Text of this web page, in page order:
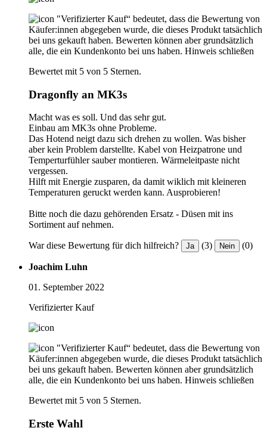
"Verifizierter Kauf“ bedeutet, dass die Bewertung von
Käufer:innen abgegeben wurde, die dieses Produkt tatsächlich
bei uns gekauft haben. Bewerten können aber grundsätzlich
alle, die ein Kundenkonto bei uns haben. Hinweis schließen
Bewertet mit 5 von 5 Sternen.
Dragonfly an MK3s
Macht was es soll. Und das sehr gut.
Einbau am MK3s ohne Probleme.
Das Hotend neigt dazu sich drehen zu wollen. Was bisher
aber kein Problem darstellte. Kabel von Heizpatrone und
Temperturfühler sauber montieren. Wärmeleitpaste nicht
vergessen.
Hilft mit Energie zusparen, da damit wiklich mit kleineren
Temperaturen geruckt werden kann. Ausprobieren!
Bitte noch die dazu gehörenden Ersatz - Düsen mit ins
Sortiment auf nehmen.
War diese Bewertung für dich hilfreich? Ja (3) Nein (0)
Joachim Luhn
01. September 2022
Verifizierter Kauf
"Verifizierter Kauf“ bedeutet, dass die Bewertung von
Käufer:innen abgegeben wurde, die dieses Produkt tatsächlich
bei uns gekauft haben. Bewerten können aber grundsätzlich
alle, die ein Kundenkonto bei uns haben. Hinweis schließen
Bewertet mit 5 von 5 Sternen.
Erste Wahl